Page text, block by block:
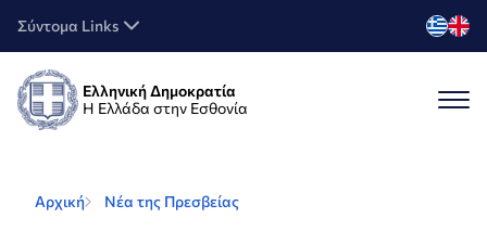
Σύντομα Links
Ελληνική Δημοκρατία
Η Ελλάδα στην Εσθονία
Αρχική Νέα της Πρεσβείας